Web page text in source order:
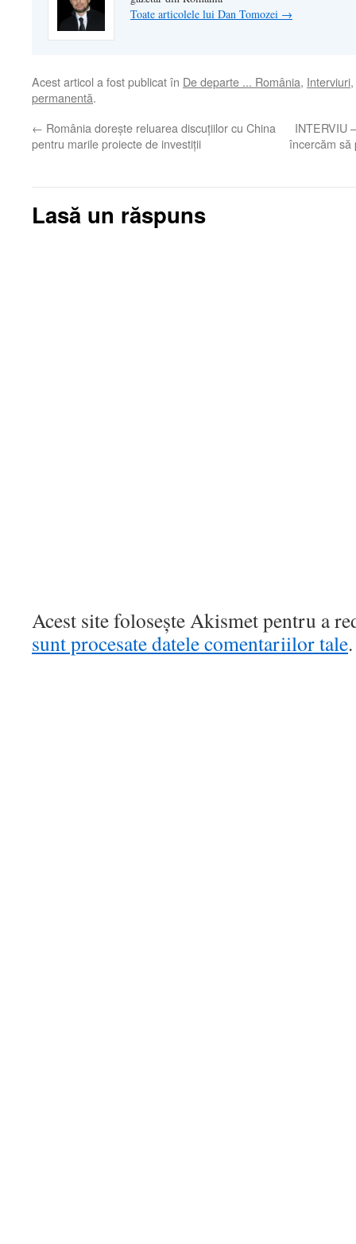
Toate articolele lui Dan Tomozei →
Acest articol a fost publicat în De departe ... România, Interviuri,
permanentă.
← România dorește reluarea discuțiilor cu China
pentru marile proiecte de investiţii
INTERVIU
încercăm să
Lasă un răspuns
Acest site folosește Akismet pentru a
sunt procesate datele comentariilor tale.